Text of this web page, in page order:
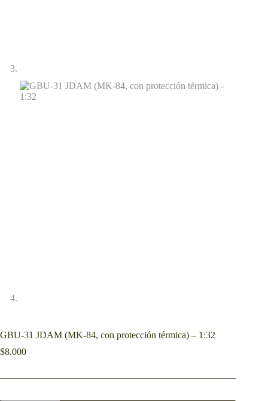
GBU-31 JDAM (MK-84, con protección térmica) – 1:32
$8.000